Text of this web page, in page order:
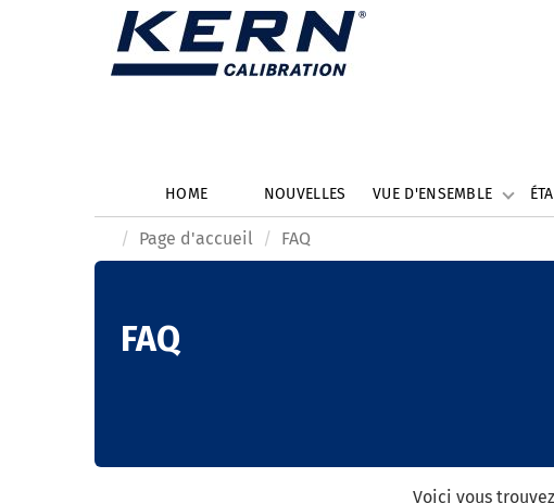
HOME NOUVELLES VUE D'ENSEMBLE
Page d'accueil FAQ
FAQ
Voici vous